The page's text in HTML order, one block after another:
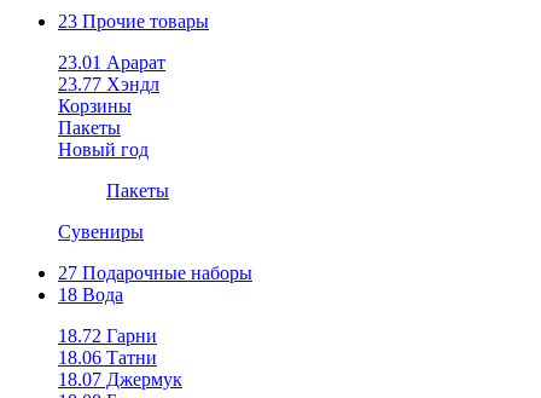
23 Прочие товары
23.01 Арарат
23.77 Хэндл
Корзины
Пакеты
Новый год
Пакеты
Сувениры
27 Подарочные наборы
18 Вода
18.72 Гарни
18.06 Татни
18.07 Джермук